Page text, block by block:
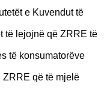
e Kuvendut të
të lejojnë që ZRRE të
të konsumatorëve
ZRRE që të mjelë